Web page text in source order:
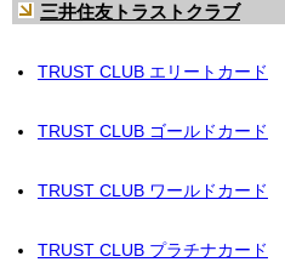
三井住友トラストクラブ
TRUST CLUB エリートカード
TRUST CLUB ゴールドカード
TRUST CLUB ワールドカード
TRUST CLUB プラチナカード